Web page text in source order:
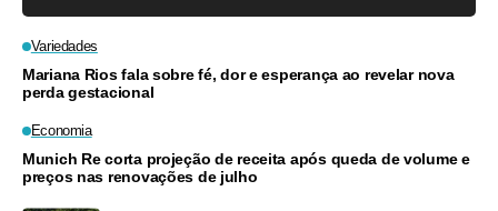
Variedades
Mariana Rios fala sobre fé, dor e esperança ao revelar nova
perda gestacional
Economia
Munich Re corta projeção de receita após queda de volume e
preços nas renovações de julho